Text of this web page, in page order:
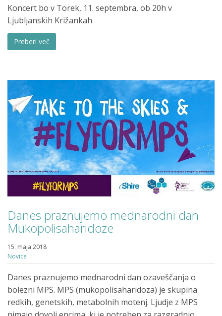
Koncert bo v Torek, 11. septembra, ob 20h v
Ljubljanskih Križankah
Preberi več
Danes praznujemo mednarodni dan
Mukopolisaharidoze
15. maja 2018
Novice
Danes praznujemo mednarodni dan ozaveščanja o
bolezni MPS. MPS (mukopolisaharidoza) je skupina
redkih, genetskih, metabolnih motenj. Ljudje z MPS